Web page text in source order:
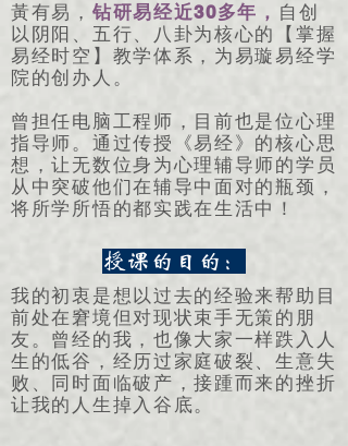
黃有易， 钻研易经近30多年， 自创
以阴阳、五行、八卦为核心的【掌握
易经时空】教学体系，为易璇易经学
院的创办人。
曾担任电脑工程师，目前也是位心理
指导师。通过传授《易经》的核心思
想，让无数位身为心理辅导师的学员
从中突破他们在辅导中面对的瓶颈，
将所学所悟的都实践在生活中！
我的初衷是想以过去的经验来帮助目
前处在窘境但对现状束手无策的朋
友。曾经的我，也像大家一样跌入人
生的低谷，经历过家庭破裂、生意失
败、同时面临破产，接踵而来的挫折
让我的人生掉入谷底。
授课的目的：